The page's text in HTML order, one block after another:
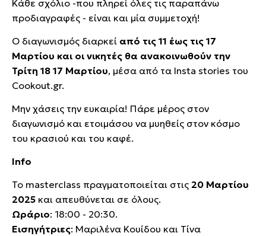
Κάθε σχόλιο -που πληρεί όλες τις παραπάνω
προδιαγραφές - είναι και μία συμμετοχή!
Ο διαγωνισμός διαρκεί από τις 11 έως τις 17
Μαρτίου και οι νικητές θα ανακοινωθούν την
Τρίτη 18 17 Μαρτίου, μέσα από τα Insta stories του
Cookout.gr.
Μην χάσεις την ευκαιρία! Πάρε μέρος στον
διαγωνισμό και ετοιμάσου να μυηθείς στον κόσμο
του κρασιού και του καφέ.
Info
Το masterclass πραγματοποιείται στις 20 Μαρτίου
2025 και απευθύνεται σε όλους.
Ωράριο: 18:00 - 20:30.
Εισηγήτριες: Μαριλένα Κουίδου και Τίνα